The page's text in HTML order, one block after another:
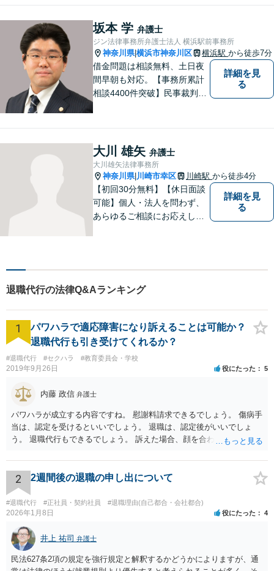
します。ぜひご相談くださ
い。
坂本 学 弁護士
ジン法律事務所弁護士法人 横浜駅前事務所
神奈川県|横浜市神奈川区 横浜駅 から徒歩7分
借金問題は相談無料、土日夜
間早朝も対応。【事務所累計
相談4400件突破】民事裁判／
詳細を見
る
大川 雄矢 弁護士
大川雄矢法律事務所
神奈川県| 川崎市幸区 川崎駅 から徒歩4分
【初回30分無料】【休日面談
可能】個人・法人を問わず、
あらゆるご相談にお応えしま
すので、まずはご相談くださ
い。。【JR京浜東北線「川崎
駅」⻄⼝3分】
詳細を見
る
退職代行の法律Q&Aランキング
1
パワハラで適応障害になり訴えることは可能か？
退職代行も引き受けてくれるか？
#退職代行 #セクハラ #教育委員会・学校
2019年9月26日 役にたった 5
内藤 政信 弁護士
パワハラが成立する内容ですね。 慰謝料請求できるでしょう。 傷病手
当は、認定を受けるといいでしょう。 退職は、認定後がいいでしょ
う。 退職代行もできるでしょう。 訴えた場合、顔を合わすことは、あ
れは 減じて来るでしょう。
2 2週間後の退職の申し出について
#退職代行 #正社員・契約社員 #退職理由(自己都合・会社都合)
2026年1月8日 役にたった 4
井上 祐司 弁護士
民法627条2項の規定を強行規定と解釈するかどうかによりますが、通